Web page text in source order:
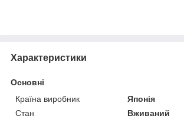
Характеристики
Основні
Країна виробник
Японія
Стан
Вживаний